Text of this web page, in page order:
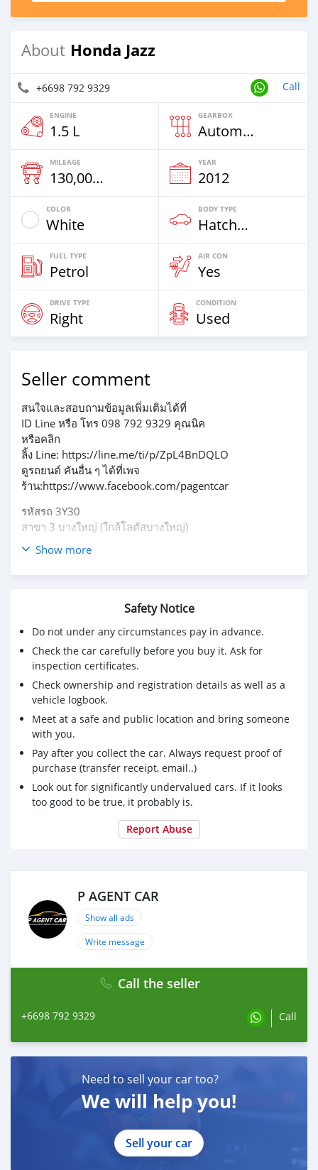
About Honda Jazz
+6698 792 9329 Call
ENGINE
1.5 L
GEARBOX
Automatic
MILEAGE
130,000 Km
YEAR
2012
COLOR
White
BODY TYPE
Hatchback
FUEL TYPE
Petrol
AIR CON
Yes
DRIVE TYPE
Right
CONDITION
Used
Seller comment
สนใจและสอบถามข้อมูลเพิ่มเติมได้ที่
ID Line หรือ โทร 098 792 9329 คุณนิค
หรือคลิก
ลิ้ง Line: https://line.me/ti/p/ZpL4BnDQLO
ดูรถยนต์ คันอื่น ๆ ได้ที่เพจ
ร้าน:https://www.facebook.com/pagentcar
รหัสรถ 3Y30
สาขา 3 บางใหญ่ (ใกล้โลตัสบางใหญ่)
2012 HONDA JAZZ GE 1.5 S (AS) ผ่อน 2,992 บาท 12
🔥 ราคา​ 314,000 จัดได้ 350,000​ บาท (สามารถจัดเต็ม
🔥 รถไมล์น้อยเช็คศูนย์ตลอด
🔥 เต็นท์รถที่มียอดขายเป็นอันดับ 1 ของประเทศ
🔥 มีรถให้เลือกมากกว่า 1,000 คัน
🔥 ขับฟรีดอกเบี้ย 1 ปี (ผ่อน 0% 12 เดือน)
🔥 รับประกันคุณภาพ ไม่พอใจยินดีคืนเงินภายใน 14 วัน ที่
เดียวในประเทศ
ราคา 314,000 บ. ผ่อนเพียง 5,983 บ.
Brand : HONDA Year : 2012
Model : JAZZ GE Grade : 1.5 S (AS)
Engine : 1500 CC. Type : เบนซิน
Gearbox : A/T Color : ขาว
Mileage : 133,xxx km.
เงินดาวน์ : ฟรีเงินดาวน์
ประกันภัย : ฟรีประกันภัย 1 ปี
ค่าดำเนินการ : 10,000 บาท
รวมออกรถ : 0 บาท
ผ่อน72 = 6,018 บาท
*เงื่อนไขเป็นไปตามที่ไฟแนนซ์กำหนด
🔥 เงื่อนไข โปรโมชั่น ผ่อนคนละครึ่ง
- เพียงเพิ่มราคา 20,000฿(สามารถรวมในยอดจัดได้)
- ยอดจัดไม่เกิน 800,000฿
#PAGENTCARศูนย์รวมรถยนต์คุณภาพมือสอง #รถบ้านมือ
รถยนต์มือสอง #ติดแบล็คลิสออกรถได้ #ติดเครดิตบูโรออก
รถได้ #ซื้อขายรถยนต์มือสอง #2012HONDAJAZZGE15S
Show more
Safety Notice
Do not under any circumstances pay in advance.
Check the car carefully before you buy it. Ask for
inspection certificates.
Check ownership and registration details as well as a
vehicle logbook.
Meet at a safe and public location and bring someone
with you.
Pay after you collect the car. Always request proof of
purchase (transfer receipt, email..)
Look out for significantly undervalued cars. If it looks
too good to be true, it probably is.
Report Abuse
P AGENT CAR
Show all ads
Write message
Call the seller
+6698 792 9329 Call
Need to sell your car too?
We will help you!
Sell your car